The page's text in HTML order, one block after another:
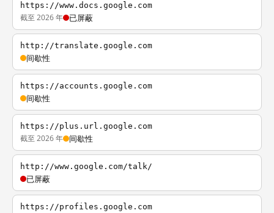
https://www.docs.google.com
截至 2026 年 已屏蔽
http://translate.google.com
间歇性
https://accounts.google.com
间歇性
https://plus.url.google.com
截至 2026 年 间歇性
http://www.google.com/talk/
已屏蔽
https://profiles.google.com